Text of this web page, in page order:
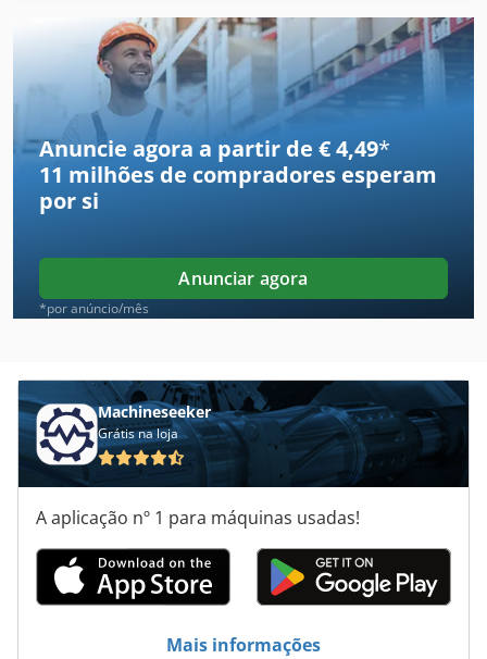
Escavadores De Beterraba
Kubota Mini Escavadeira
Maquinas De Carpintaria
Maquinas De Marcenaria
Maquinas De Usinagem
Mini Carregadeira
Mini Equipamentos De Fabricação De Cerveja
Mini Escavadoras
Mini Fresadora
Mini Mig 105
Mini Serra
Miniescavadora Ofertas De Locação
Anuncie agora a partir de € 4,49*
11 milhões de compradores esperam
por si
Anunciar agora
*por anúncio/mês
Machineseeker
Grátis na loja
A aplicação nº 1 para máquinas usadas!
Mais informações